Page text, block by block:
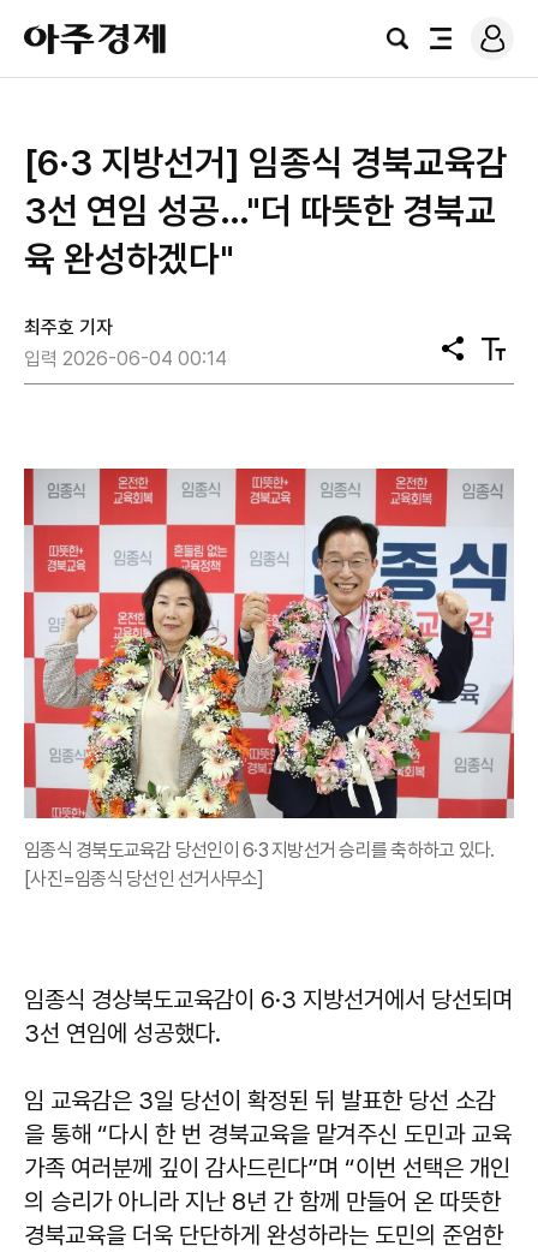
아
주
경
검
전
로
그
[6·3 지방선거] 임종식 경북교육감
3선 연임 성공…"더 따뜻한 경북교
육 완성하겠다"
최주호 기자
입력 2026-06-04 00:14
공
유
텍
스
임종식 경북도교육감 당선인이 6·3 지방선거 승리를 축하하고 있다.
[사진=임종식 당선인 선거사무소]
임종식 경상북도교육감이 6·3 지방선거에서 당선되며
3선 연임에 성공했다.
임 교육감은 3일 당선이 확정된 뒤 발표한 당선 소감
을 통해 “다시 한 번 경북교육을 맡겨주신 도민과 교육
가족 여러분께 깊이 감사드린다”며 “이번 선택은 개인
의 승리가 아니라 지난 8년 간 함께 만들어 온 따뜻한
경북교육을 더욱 단단하게 완성하라는 도민의 준엄한